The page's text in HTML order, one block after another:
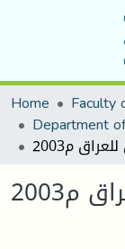
Home
Department
م2003